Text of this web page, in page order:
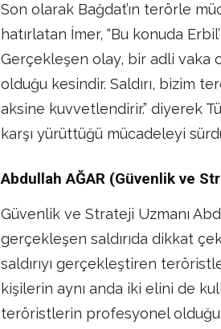
Son olarak Bağdat’ın terörle
hatırlatan İmer, “Bu konuda
Gerçekleşen olay, bir adli vaka
olduğu kesindir. Saldırı, bizim
aksine kuvvetlendirir.” diyerek
karşı yürüttüğü mücadeleyi
Abdullah AĞAR (Güvenlik ve
Güvenlik ve Strateji Uzmanı
gerçekleşen saldırıda dikkat
saldırıyı gerçekleştiren
kişilerin aynı anda iki elini de
teröristlerin profesyonel